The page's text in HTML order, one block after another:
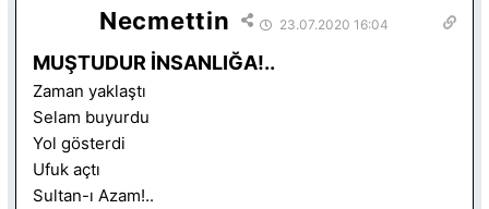
Necmettin 23.07.2020 16:04
MUŞTUDUR İNSANLIĞA!..
Zaman yaklaştı
Selam buyurdu
Yol gösterdi
Ufuk açtı
Sultan-ı Azam!..